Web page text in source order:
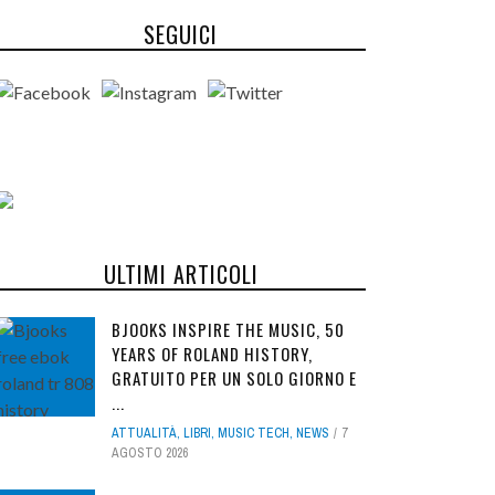
SEGUICI
ULTIMI ARTICOLI
BJOOKS INSPIRE THE MUSIC, 50
YEARS OF ROLAND HISTORY,
GRATUITO PER UN SOLO GIORNO E
...
ATTUALITÀ, LIBRI, MUSIC TECH, NEWS
7
AGOSTO 2026